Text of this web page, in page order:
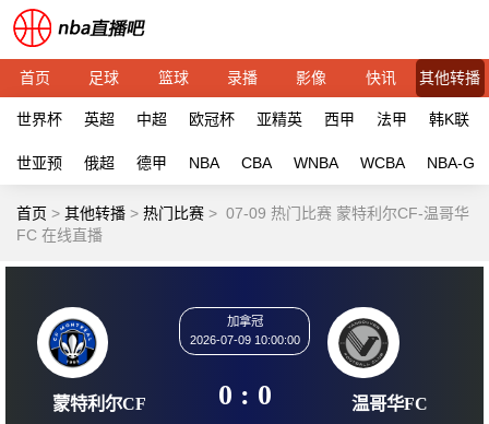
首页 足球 篮球 录播 影像 快讯 其他转播
世界杯 英超 中超 欧冠杯 亚精英 西甲 法甲 韩K联
世亚预 俄超 德甲 NBA CBA WNBA WCBA NBA-G
首页 > 其他转播 > 热门比赛 > 07-09 热门比赛 蒙特利尔CF-温哥华
FC 在线直播
2026-07-09 10:00:00